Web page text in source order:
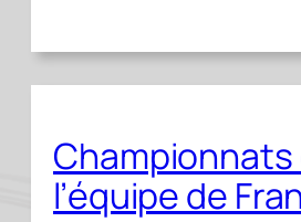
Championnats
l’équipe de